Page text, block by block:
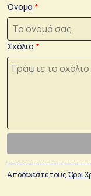
Όνομα
Σχόλιο
Αποδέχεστε τουςΌροι